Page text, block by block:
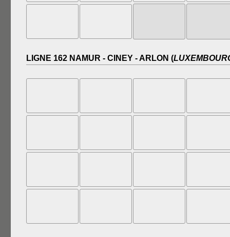
LIGNE 162 NAMUR - CINEY - ARLON (